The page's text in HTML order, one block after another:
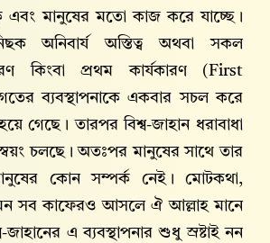
এবং মানুষের মতো কাজ করে যাচ্ছে।
অনিবার্য অস্তিত্ব অথবা সকল
কিংবা প্রথম কার্যকারণ (First
ব্যবস্থাপনাকে একবার সচল করে
গেছে। তারপর বিশ্ব-জাহান ধরাবাধা
চলছে। অতঃপর মানুষের সাথে তার
কোন সম্পর্ক নেই। মোটকথা,
সব কাফেরও আসলে ঐ আল্লাহ‌ মানে
জাহানের এ ব্যবস্থাপনার শুধু স্রষ্টাই নন